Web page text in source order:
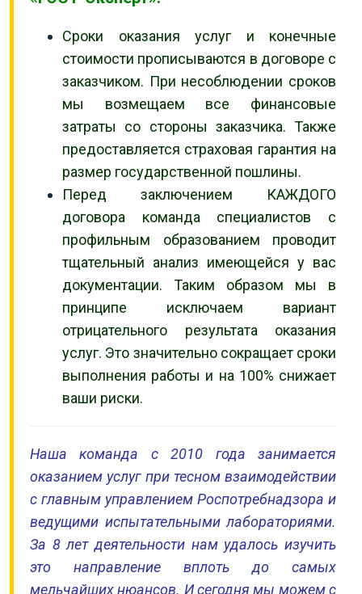
Сроки оказания услуг и конечные
стоимости прописываются в договоре с
заказчиком. При несоблюдении сроков
мы возмещаем все финансовые
затраты со стороны заказчика. Также
предоставляется страховая гарантия на
размер государственной пошлины.
Перед заключением КАЖДОГО
договора команда специалистов с
профильным образованием проводит
тщательный анализ имеющейся у вас
документации. Таким образом мы в
принципе исключаем вариант
отрицательного результата оказания
услуг. Это значительно сокращает сроки
выполнения работы и на 100% снижает
ваши риски.
Наша команда с 2010 года занимается
оказанием услуг при тесном взаимодействии
с главным управлением Роспотребнадзора и
ведущими испытательными лабораториями.
За 8 лет деятельности нам удалось изучить
это направление вплоть до самых
мельчайших нюансов. И сегодня мы можем с